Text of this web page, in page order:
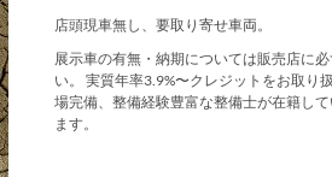
店頭現車無し、要取り寄せ車両。
展示車の有無・納期については販売店に
い。 実質年率3.9%〜クレジットをお取り
場完備、整備経験豊富な整備士が在籍し
ます。